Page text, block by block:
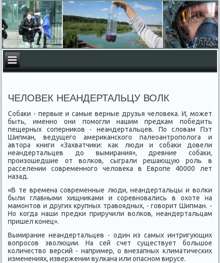
ЧЕЛОВЕК НЕАНДЕРТАЛЬЦУ ВОЛК
Собаки - первые и самые верные друзья человека. И, может
быть, именно они помогли нашим предкам победить
пещерных соперников - неандертальцев. По словам Пэт
Шипман, ведущего американского палеоантрополога и
автора книги «Захватчики: как люди и собаки довели
неандертальцев до вымирания», древние собаки,
произошедшие от волков, сыграли решающую роль в
расселении современного человека в Европе 40000 лет
назад.
«В те времена современные люди, неандертальцы и волки
были главными хищниками и соревновались в охоте на
мамонтов и других крупных травоядных, - говорит Шипман. -
Но когда наши предки приручили волков, неандертальцам
пришел конец».
Вымирание неандертальцев - один из самых интригующих
вопросов эволюции. На сей счет существует большое
количество версий - например, о внезапных климатических
изменениях, извержении вулкана или опасном вирусе.